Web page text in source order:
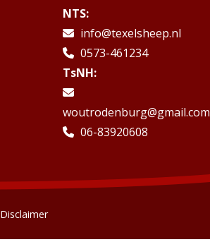
NTS:
info@texelsheep.nl
0573-461234
TsNH:
woutrodenburg@gmail.com
06-83920608
Disclaimer